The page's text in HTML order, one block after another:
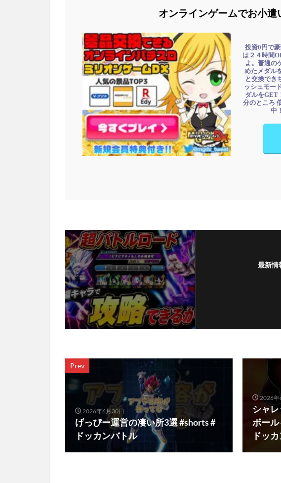
オンラインゲームでお小遣
投資0円で
は２４時間
よ。普通の
めたメダル
と交換でき
ッシュモー
ダルをGET
分のところ
中
最新情
Prev
2026年6月30日
げっぴー運営の凄い所3選 #shorts #
ドッカンバトル
2026年
シャ
ボー
ドッ